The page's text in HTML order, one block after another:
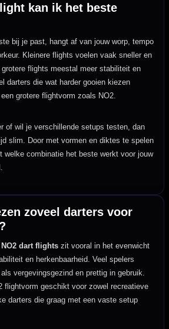
kan ik het beste
bij je past, hangt af van jouw worp, tempo
Kleinere flights voelen vaak sneller en
flights meestal meer stabiliteit en
darters die wat harder gooien kiezen
grotere flightvorm zoals NO2.
of wil je verschillende setups testen, dan
slim. Door met vormen en diktes te spelen
welke combinatie het beste werkt voor jouw
zoveel darters voor
NO2 dart flights zit vooral in het evenwicht
en herkenbaarheid. Veel spelers
vergevingsgezind en prettig in gebruik.
flightvorm geschikt voor zowel recreatieve
darters die graag met een vaste setup